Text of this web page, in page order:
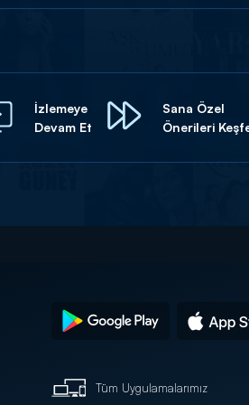
İzlemeye
Devam Et
Sana Özel
Önerileri
Tüm Uygulamalarımız